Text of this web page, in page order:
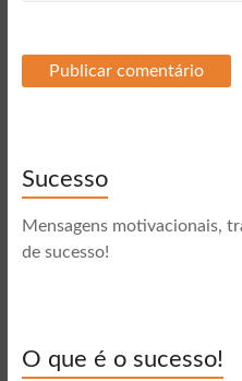
Sucesso
Mensagens motivacionais,
de sucesso!
O que é o sucesso!